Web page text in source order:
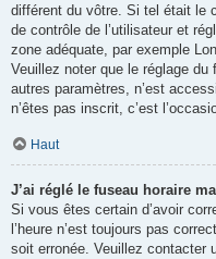
différent du vôtre. Si tel était le
de contrôle de l’utilisateur et
zone adéquate, par exemple
Veuillez noter que le réglage
autres paramètres, n’est
n’êtes pas inscrit, c’est
Haut
J’ai réglé le fuseau horaire
Si vous êtes certain d’avoir
l’heure n’est toujours pas
soit erronée. Veuillez contacter